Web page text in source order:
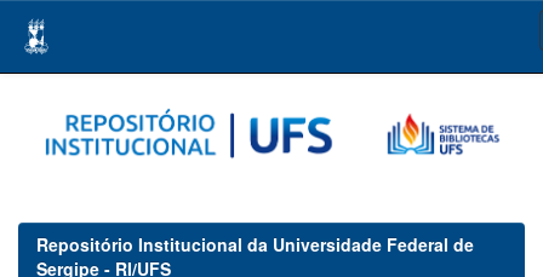
navigation
Repositório Institucional da Universidade Federal de
Sergipe - RI/UFS